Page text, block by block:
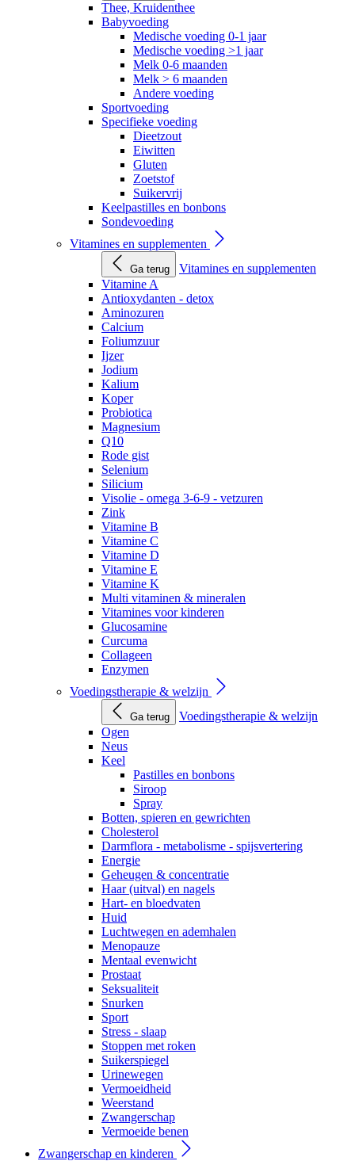
Thee, Kruidenthee
Babyvoeding
Medische voeding 0-1 jaar
Medische voeding >1 jaar
Melk 0-6 maanden
Melk > 6 maanden
Andere voeding
Sportvoeding
Specifieke voeding
Dieetzout
Eiwitten
Gluten
Zoetstof
Suikervrij
Keelpastilles en bonbons
Sondevoeding
Vitamines en supplementen
Ga terug
Vitamines en supplementen
Vitamine A
Antioxydanten - detox
Aminozuren
Calcium
Foliumzuur
Ijzer
Jodium
Kalium
Koper
Probiotica
Magnesium
Q10
Rode gist
Selenium
Silicium
Visolie - omega 3-6-9 - vetzuren
Zink
Vitamine B
Vitamine C
Vitamine D
Vitamine E
Vitamine K
Multi vitaminen & mineralen
Vitamines voor kinderen
Glucosamine
Curcuma
Collageen
Enzymen
Voedingstherapie & welzijn
Ga terug
Voedingstherapie & welzijn
Ogen
Neus
Keel
Pastilles en bonbons
Siroop
Spray
Botten, spieren en gewrichten
Cholesterol
Darmflora - metabolisme - spijsvertering
Energie
Geheugen & concentratie
Haar (uitval) en nagels
Hart- en bloedvaten
Huid
Luchtwegen en ademhalen
Menopauze
Mentaal evenwicht
Prostaat
Seksualiteit
Snurken
Sport
Stress - slaap
Stoppen met roken
Suikerspiegel
Urinewegen
Vermoeidheid
Weerstand
Zwangerschap
Vermoeide benen
Zwangerschap en kinderen